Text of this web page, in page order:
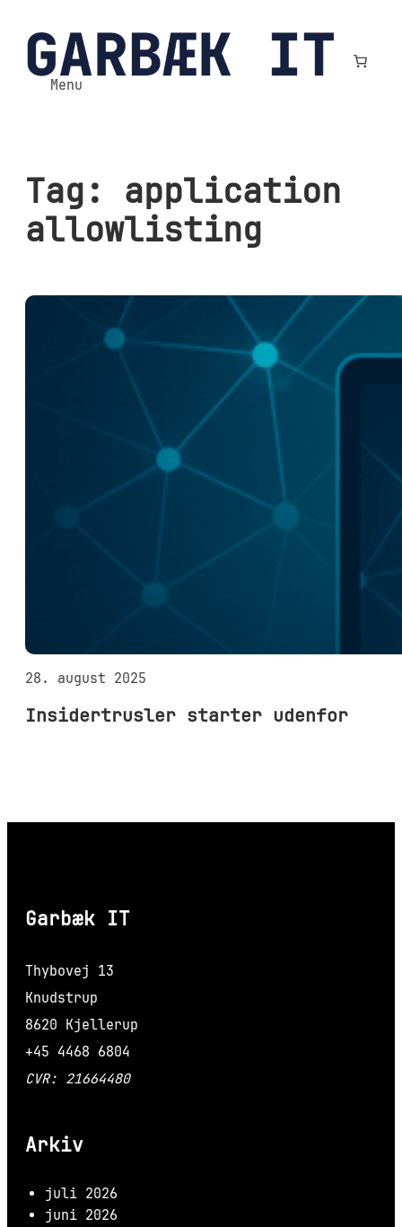
til
indhold
Menu
Tag: application
allowlisting
28. august 2025
Insidertrusler starter udenfor
Garbæk IT
Thybovej 13
Knudstrup
8620 Kjellerup
+45 4468 6804
CVR: 21664480
Arkiv
juli 2026
juni 2026